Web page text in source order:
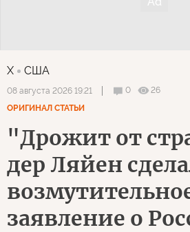
X США
08 августа 2026 19:21 0
26
ОРИГИНАЛ СТАТЬИ
"Дрожит от
дер Ляйен
заявление о